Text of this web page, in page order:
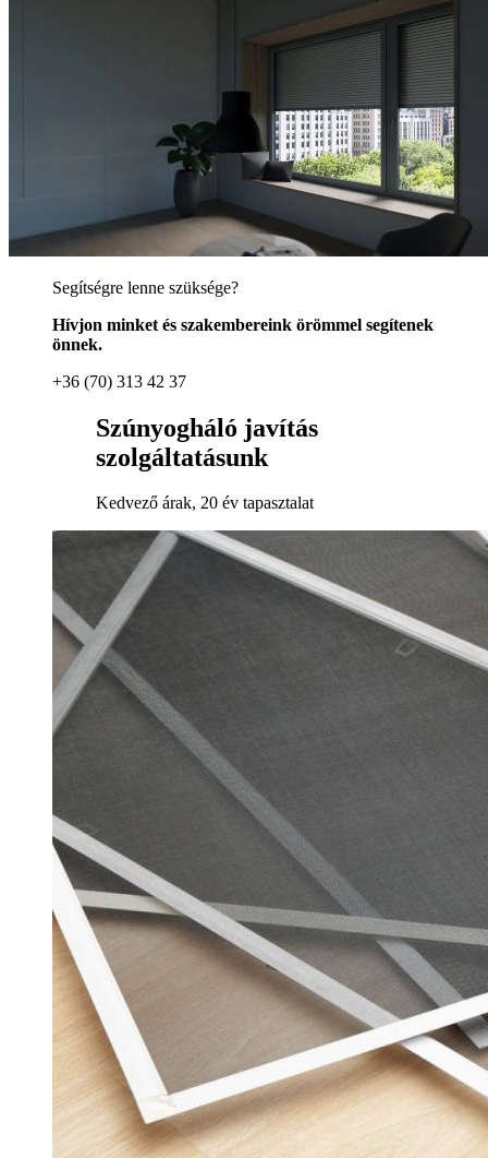
Segítségre lenne szüksége?
Hívjon minket és szakembereink örömmel segítenek
önnek.
+36 (70) 313 42 37
Szúnyogháló javítás
szolgáltatásunk
Kedvező árak, 20 év tapasztalat